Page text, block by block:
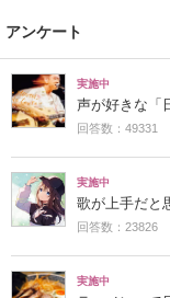
アンケート
実施中
声が好きな「
回答数：49331
実施中
歌が上手だと
回答数：23826
実施中